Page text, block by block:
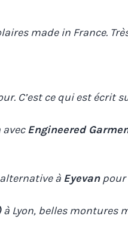
made in France.
C’est ce qui est écrit
Engineered
à Eyevanpour
à Lyon, belles montures